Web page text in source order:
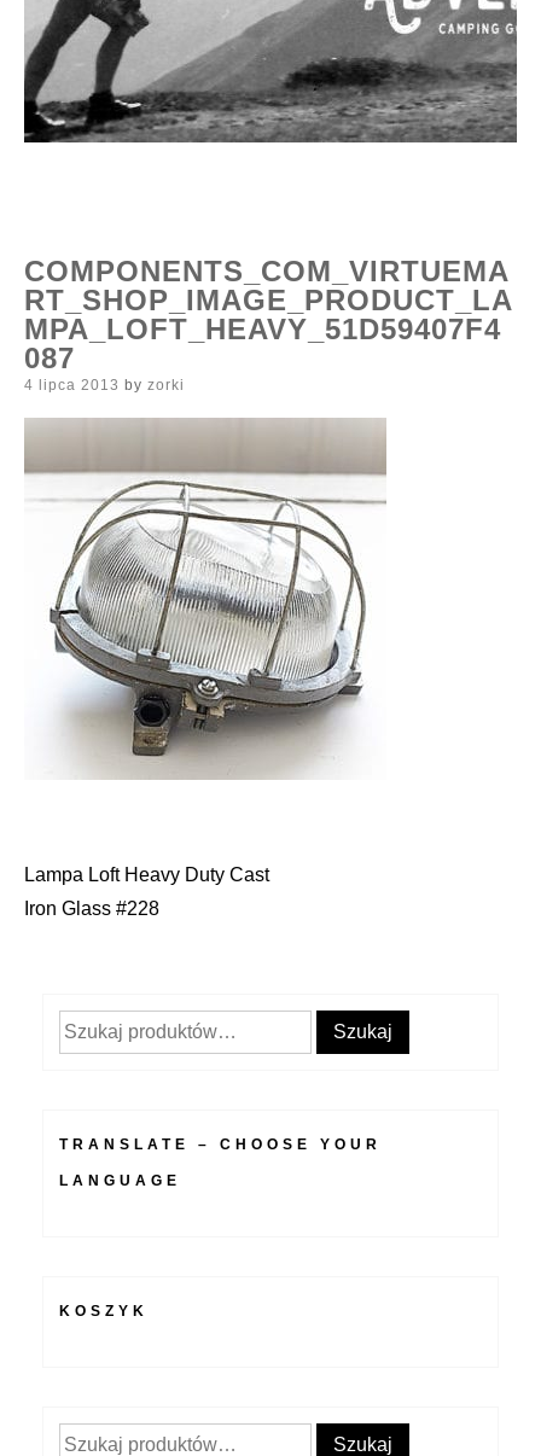
COMPONENTS_COM_VIRTUEMA
RT_SHOP_IMAGE_PRODUCT_LA
MPA_LOFT_HEAVY_51D59407F4
087
Posted
4 lipca 2013 by zorki
Nawigacja
Lampa Loft Heavy Duty Cast
Iron Glass #228
Szukaj: Szukaj
TRANSLATE – CHOOSE YOUR
LANGUAGE
KOSZYK
Szukaj: Szukaj